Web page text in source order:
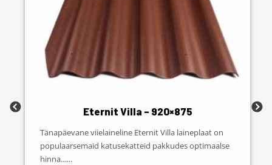
Eternit Villa – 920×875
Tänapäevane viielaineline Eternit Villa laineplaat on
populaarsemaid katusekatteid pakkudes optimaalse
hinna…...